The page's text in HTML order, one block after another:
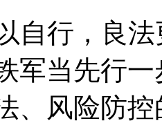
自行，良法
军当先行
、风险防